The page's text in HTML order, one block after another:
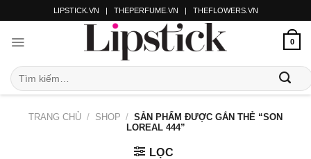
LIPSTICK.VN | THEPERFUME.VN | THEFLOWERS.VN
0
TRANG CHỦ / SHOP / SẢN PHẨM ĐƯỢC GẮN THẺ “SON
LOREAL 444”
LỌC